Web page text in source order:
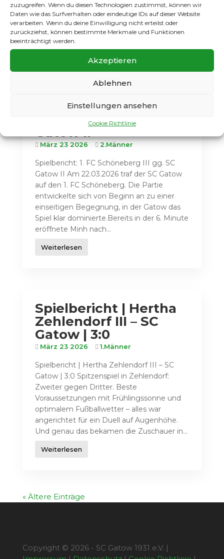
zuzugreifen. Wenn du diesen Technologien zustimmst, können wir
Daten wie das Surfverhalten oder eindeutige IDs auf dieser Website
verarbeiten. Wenn du deine Einwilligung nicht erteilst oder
zurückziehst, können bestimmte Merkmale und Funktionen
beeinträchtigt werden.
Akzeptieren
Ablehnen
Einstellungen ansehen
Cookie Richtlinie
für Gatow in Kladow, einem Wechsel an der
Seitenlinie und den ersten Witzeleien über
die Aufkündigung von...
Weiterlesen
Spielbericht: 1. FC
Schöneberg III gg. SC
Gatow II
März 23 2026 2.Männer
Spielbericht: 1. FC Schöneberg III gg. SC
Gatow II Am 22.03.2026 traf der SC Gatow
auf den 1. FC Schöneberg. Die Partie
entwickelte sich von Beginn an zu einer
einseitigen Begegnung, in der Gatow das
Spiel klar dominierte.Bereits in der 6. Minute
eröffnete Minh nach...
Weiterlesen
Spielbericht | Hertha
Zehlendorf III – SC
Gatow | 3:0
März 23 2026 1.Männer
Spielbericht | Hertha Zehlendorf III – SC
Gatow | 3:0 Spitzenspiel in Zehlendorf:
Zweiter gegen Dritter. Beste
Voraussetzungen mit Frühlingssonne und
optimalem Fußballwetter – alles war
angerichtet für ein Duell auf Augenhöhe.
Und genau das bekamen die Zuschauer in...
Weiterlesen
« Ältere Einträge
Copyright © 2026 - SC Gatow 1931 e.V. |